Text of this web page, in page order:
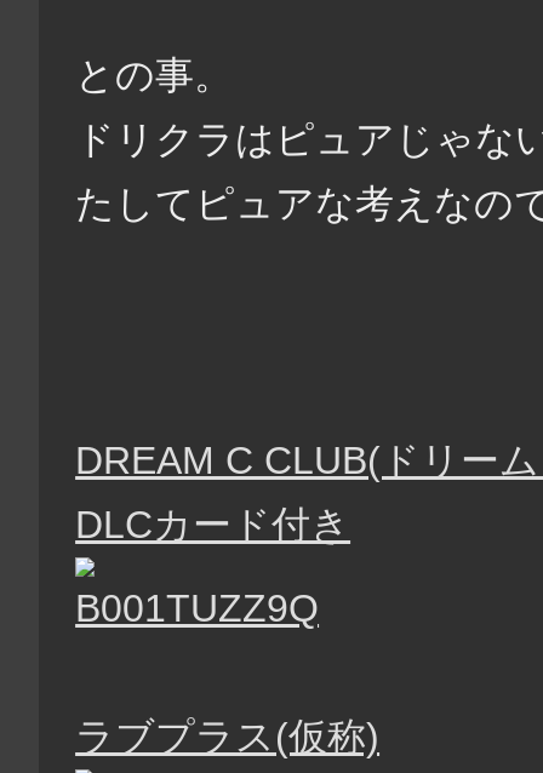
との事。
ドリクラはピュアじゃな
たしてピュアな考えなの
DREAM C CLUB(ドリー
DLCカード付き
ラブプラス(仮称)